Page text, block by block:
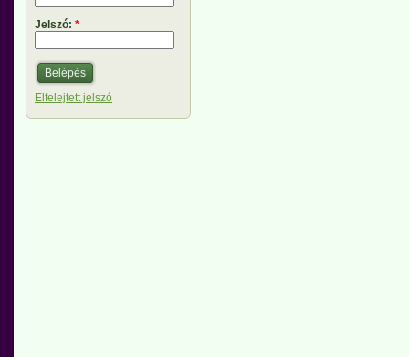
Jelszó: *
Elfelejtett jelszó